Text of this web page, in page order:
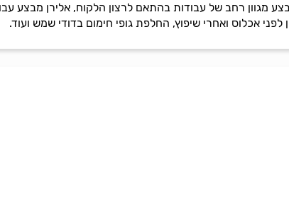
מגוון רחב של עבודות בהתאם לרצון הלקוח, אלירן מבצע
לפני אכלוס ואחרי שיפוץ, החלפת גופי חימום בדודי שמש ועוד.